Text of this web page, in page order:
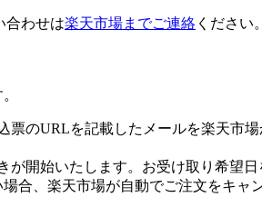
合わせは楽天市場までご連絡 ください。
票のURLを記載したメールを楽天市場
が開始いたします。お受け取り希望
合、楽天市場が自動でご注文をキャ